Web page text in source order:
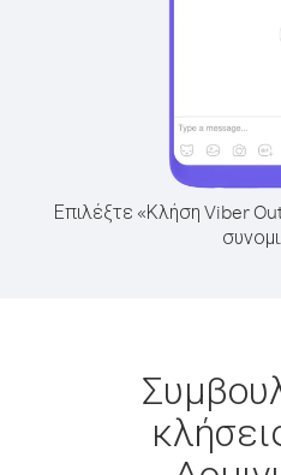
Επιλέξτε «Κλήση Viber